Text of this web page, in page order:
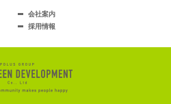
会社案内
採用情報